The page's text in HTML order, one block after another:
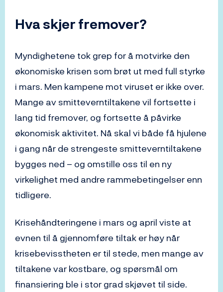
Hva skjer fremover?
Myndighetene tok grep for å motvirke den
økonomiske krisen som brøt ut med full styrke
i mars. Men kampene mot viruset er ikke over.
Mange av smitteverntiltakene vil fortsette i
lang tid fremover, og fortsette å påvirke
økonomisk aktivitet. Nå skal vi både få hjulene
i gang når de strengeste smitteverntiltakene
bygges ned – og omstille oss til en ny
virkelighet med andre rammebetingelser enn
tidligere.
Krisehåndteringene i mars og april viste at
evnen til å gjennomføre tiltak er høy når
krisebevisstheten er til stede, men mange av
tiltakene var kostbare, og spørsmål om
finansiering ble i stor grad skjøvet til side.